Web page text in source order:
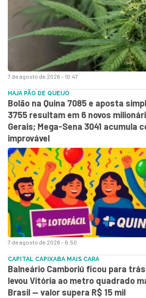
7 de agosto de 2026 - 10:47
7 de agosto de 2026 - 6:50
HAJA PÃO DE QUEIJO
Bolão na Quina 7085 e aposta
3755 resultam em 6 novos
Gerais; Mega-Sena 3041 acumula
improvável
CAPITAL CAPIXABA MAIS CARA
Balneário Camboriú ficou para
levou Vitória ao metro quadrado
Brasil — valor supera R$ 15 mil